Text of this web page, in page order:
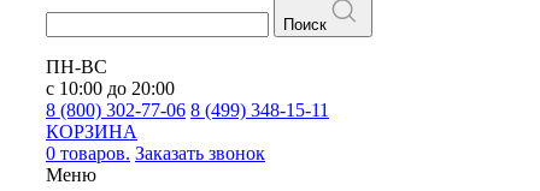
Поиск
ПН-ВС
с 10:00 до 20:00
8 (800) 302-77-06 8 (499) 348-15-11
КОРЗИНА
0 товаров. Заказать звонок
Меню